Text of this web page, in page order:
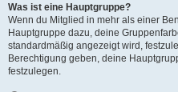
Was ist eine Hauptgruppe?
Wenn du Mitglied in mehr als einer
Hauptgruppe dazu, deine
standardmäßig angezeigt wird,
Berechtigung geben, deine
festzulegen.